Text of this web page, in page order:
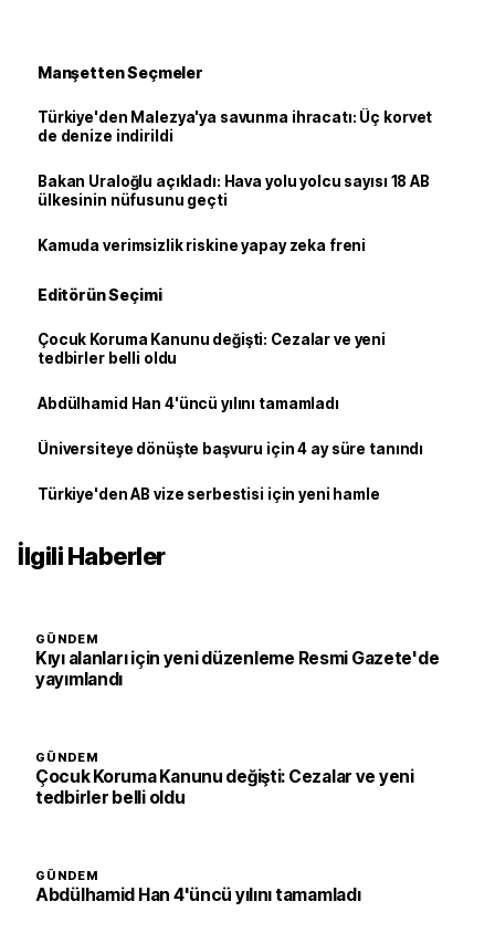
Manşetten Seçmeler
Türkiye'den Malezya'ya savunma ihracatı: Üç korvet
de denize indirildi
Bakan Uraloğlu açıkladı: Hava yolu yolcu sayısı 18 AB
ülkesinin nüfusunu geçti
Kamuda verimsizlik riskine yapay zeka freni
Editörün Seçimi
Çocuk Koruma Kanunu değişti: Cezalar ve yeni
tedbirler belli oldu
Abdülhamid Han 4'üncü yılını tamamladı
Üniversiteye dönüşte başvuru için 4 ay süre tanındı
Türkiye'den AB vize serbestisi için yeni hamle
İlgili Haberler
GÜNDEM
Kıyı alanları için yeni düzenleme Resmi Gazete'de
yayımlandı
GÜNDEM
Çocuk Koruma Kanunu değişti: Cezalar ve yeni
tedbirler belli oldu
GÜNDEM
Abdülhamid Han 4'üncü yılını tamamladı